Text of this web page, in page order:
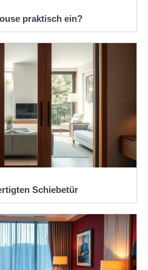
praktisch ein?
Schiebetür